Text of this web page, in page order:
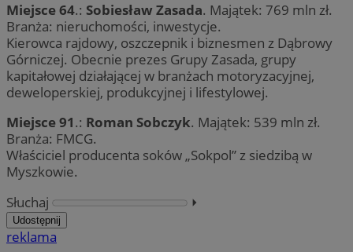
Miejsce 64.: Sobiesław Zasada. Majątek: 769 mln zł.
Branża: nieruchomości, inwestycje.
Kierowca rajdowy, oszczepnik i biznesmen z Dąbrowy
Górniczej. Obecnie prezes Grupy Zasada, grupy
kapitałowej działającej w branżach motoryzacyjnej,
deweloperskiej, produkcyjnej i lifestylowej.
Miejsce 91.: Roman Sobczyk. Majątek: 539 mln zł.
Branża: FMCG.
Właściciel producenta soków „Sokpol” z siedzibą w
Myszkowie.
Słuchaj
⏵︎
Udostępnij
reklama